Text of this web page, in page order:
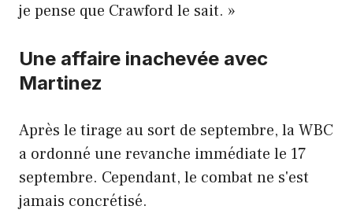
je pense que Crawford le sait. »
Une affaire inachevée avec
Martinez
Après le tirage au sort de septembre, la WBC
a ordonné une revanche immédiate le 17
septembre. Cependant, le combat ne s'est
jamais concrétisé.